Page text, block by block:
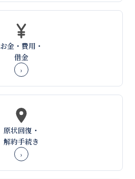
お金・費用・
借金
›
原状回復・
解約手続き
›